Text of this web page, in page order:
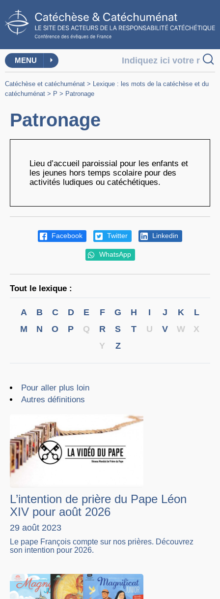
MENU
Catéchèse et catéchuménat > Lexique : les mots de la catéchèse et du
catéchuménat > P > Patronage
Patronage
Lieu d’accueil paroissial pour les enfants et
les jeunes hors temps scolaire pour des
activités ludiques ou catéchétiques.
Facebook Twitter Linkedin
WhatsApp
Tout le lexique :
A B C D E F G H I J K
L
M
N O P Q R S T U V W
X
Y
Z
Pour aller plus loin
Autres définitions
L’intention de prière du Pape Léon
XIV pour août 2026
29 août 2023
Le pape François compte sur nos prières. Découvrez
son intention pour 2026.